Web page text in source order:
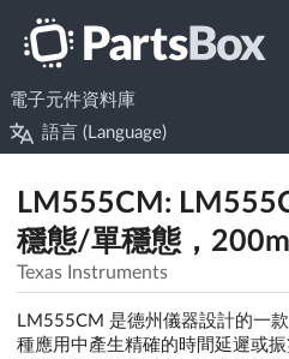
電子元件資料庫
語言 (Language)
LM555CM:
穩態/單穩態，
Texas Instruments
LM555CM 是德州儀器設計的一
種應用中產生精確的時間延遲或